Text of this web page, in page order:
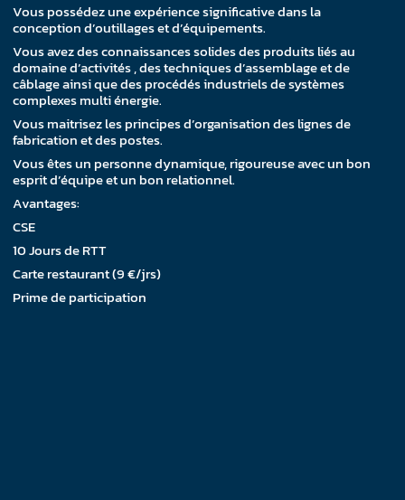
Vous possédez une expérience significative dans la
conception d’outillages et d’équipements.
Vous avez des connaissances solides des produits liés au
domaine d’activités , des techniques d’assemblage et de
câblage ainsi que des procédés industriels de systèmes
complexes multi énergie.
Vous maitrisez les principes d’organisation des lignes de
fabrication et des postes.
Vous êtes un personne dynamique, rigoureuse avec un bon
esprit d’équipe et un bon relationnel.
Avantages:
CSE
10 Jours de RTT
Carte restaurant (9 €/jrs)
Prime de participation